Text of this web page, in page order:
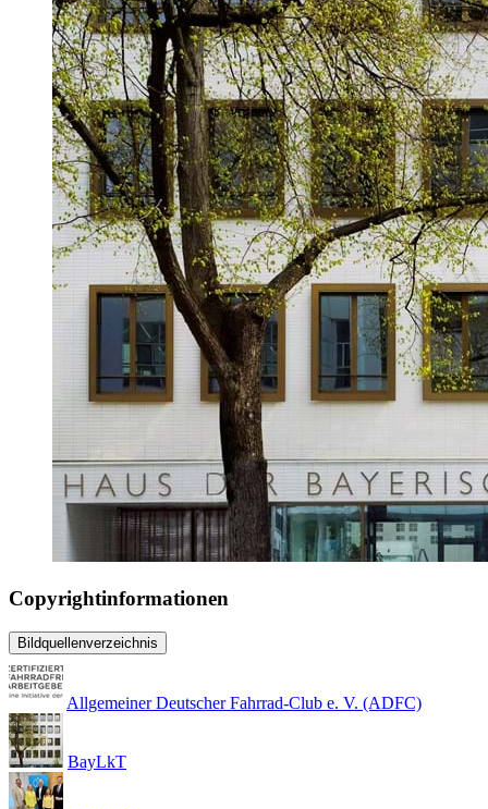
Copyrightinformationen
Bildquellenverzeichnis
Allgemeiner Deutscher Fahrrad-Club e. V. (ADFC)
BayLkT